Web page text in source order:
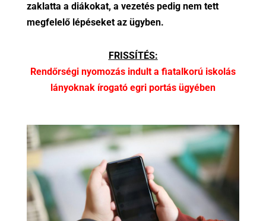
zaklatta a diákokat, a vezetés pedig nem tett
megfelelő lépéseket az ügyben.
FRISSÍTÉS:
Rendőrségi nyomozás indult a fiatalkorú iskolás
lányoknak írogató egri portás ügyében